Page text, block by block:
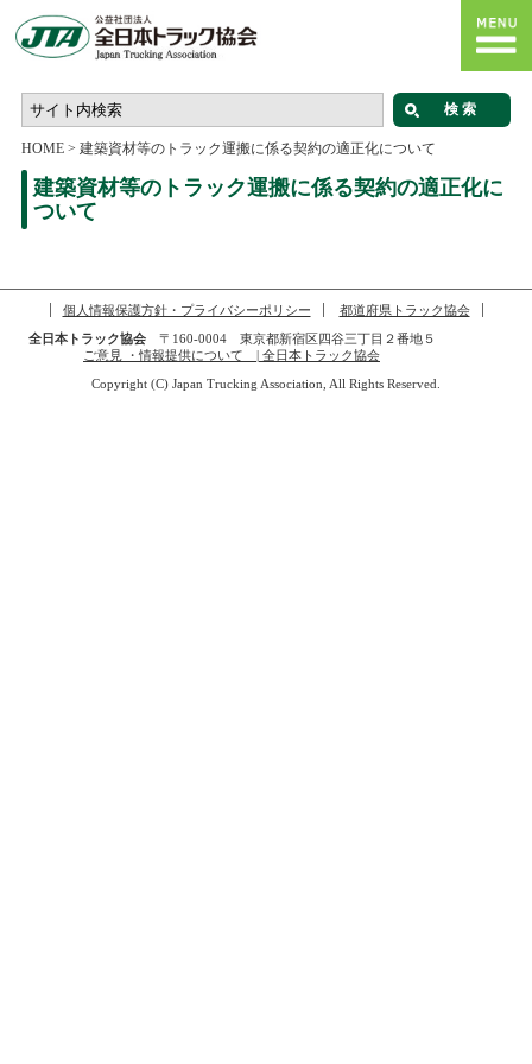
HOME> 建築資材等のトラック運搬に係る契約の適正化について
建築資材等のトラック運搬に係る契約の適正化に
ついて
個人情報保護方針・プライバシーポリシー
都道府県トラック協会
全日本トラック協会〒160-0004 東京都新宿区四谷三丁目２番地５
ご意見 ・情報提供について | 全日本トラック協会
Copyright (C) Japan Trucking Association, All Rights Reserved.